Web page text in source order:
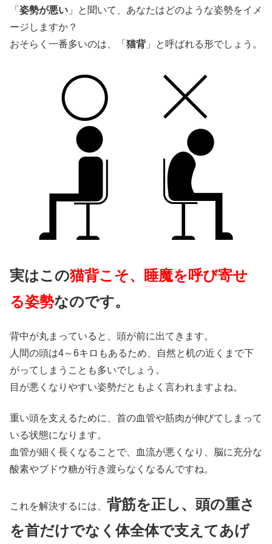
「 姿勢が悪い 」と聞いて、あなたはどのような姿勢をイメ
ージしますか？
おそらく一番多いのは、「 猫背」と呼ばれる形でしょう。
実はこの猫背こそ、睡魔を呼び寄せ
る姿勢なのです。
背中が丸まっていると、頭が前に出てきます。
人間の頭は4～6キロもあるため、自然と机の近くまで下
がってしまうことも多いでしょう。
目が悪くなりやすい姿勢だともよく言われますよね。
重い頭を支えるために、首の血管や筋肉が伸びてしまって
いる状態になります。
血管が細く長くなることで、血流が悪くなり、脳に充分な
酸素やブドウ糖が行き渡らなくなるんですね。
これを解決するには、 背筋を正し、頭の重さ
を首だけでなく体全体で支えてあげ